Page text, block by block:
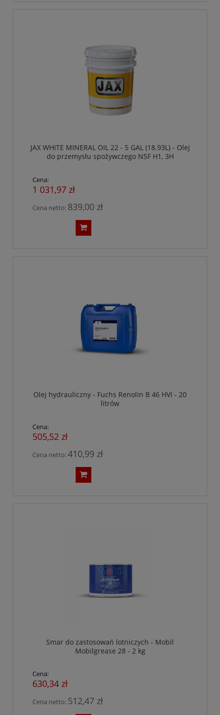
JAX WHITE MINERAL OIL 22 - 5 GAL (18.93L) - Olej
do przemysłu spożywczego NSF H1, 3H
Cena:
1 031,97 zł
Cena netto: 839,00 zł
Olej hydrauliczny - Fuchs Renolin B 46 HVI - 20
litrów
Cena:
505,52 zł
Cena netto:410,99 zł
Smar do zastosowań lotniczych - Mobil
Mobilgrease 28 - 2 kg
Cena:
630,34 zł
Cena netto: 512,47 zł